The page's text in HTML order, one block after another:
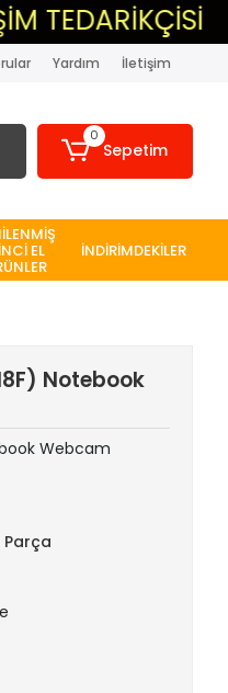
Yardım İletişim
0
Sepetim
EL İNDİRİMDEKİLER
Notebook
Webcam